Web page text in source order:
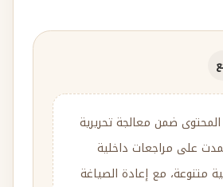
ضمن معالجة تحريرية
على مراجعات داخلية
متنوعة، مع إعادة الصياغة